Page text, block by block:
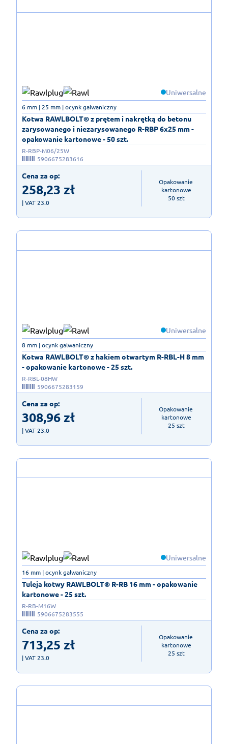
Uniwersalne
Kotwa RAWLBOLT® z prętem i nakrętką do betonu
zarysowanego i niezarysowanego R-RBP 6x25 mm -
opakowanie kartonowe - 50 szt.
6 mm | 25 mm | ocynk galwaniczny
R-RBP-M06/25W
5906675283616
Cena za op:
258,23 zł
| VAT 23.0
Opakowanie
kartonowe
50 szt
Uniwersalne
Kotwa RAWLBOLT® z hakiem otwartym R-RBL-H 8 mm
- opakowanie kartonowe - 25 szt.
8 mm | ocynk galwaniczny
R-RBL-08HW
5906675283159
Cena za op:
308,96zł
| VAT 23.0
Opakowanie
kartonowe
25 szt
Uniwersalne
Tuleja kotwy RAWLBOLT® R-RB 16 mm - opakowanie
kartonowe - 25 szt.
16 mm | ocynk galwaniczny
R-RB-M16W
5906675283555
Cena za op:
713,25 zł
| VAT 23.0
Opakowanie
kartonowe
25 szt